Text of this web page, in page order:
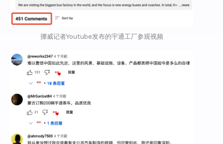
挪威记者Youtube发布的宇通工厂参观视频